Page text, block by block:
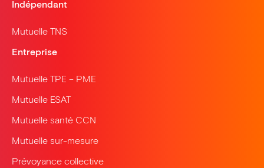
Indépendant
Mutuelle TNS
Entreprise
Mutuelle TPE – PME
Mutuelle ESAT
Mutuelle santé CCN
Mutuelle sur-mesure
Prévoyance collective